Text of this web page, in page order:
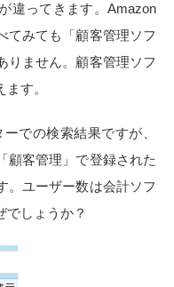
違ってきます。Amazon
てみても「顧客管理ソフ
りません。顧客管理ソフ
す。
での検索結果ですが、
顧客管理」で登録された
。ユーザー数は会計ソフ
でしょうか？